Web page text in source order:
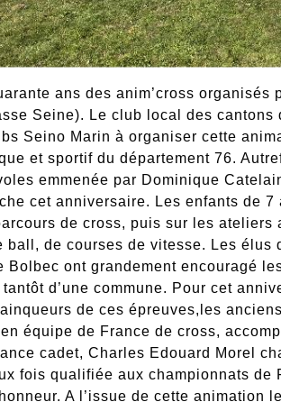
ans des anim’cross organisés
Seine). Le club local des cantons
Seino Marin à organiser cette
et sportif du département 76.
emmenée par Dominique
cet anniversaire. Les enfants de 7
de cross, puis sur les ateliers
ball, de courses de vitesse. Les élus
Bolbec ont grandement encouragé
d’une commune. Pour cet
de ces épreuves,les
équipe de France de cross,
cadet, Charles Edouard Morel
fois qualifiée aux championnats de
A l’issue de cette animation